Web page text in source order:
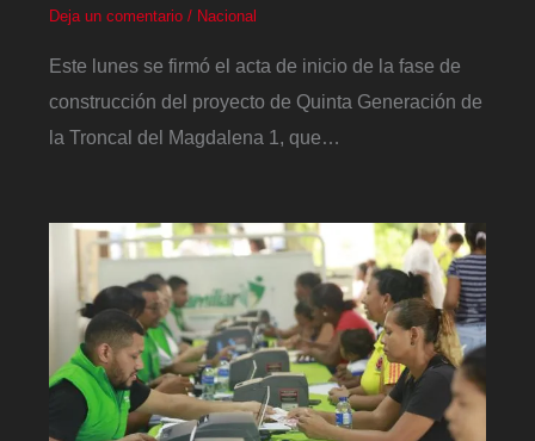
Deja un comentario / Nacional
Este lunes se firmó el acta de inicio de la fase de
construcción del proyecto de Quinta Generación de
la Troncal del Magdalena 1, que…